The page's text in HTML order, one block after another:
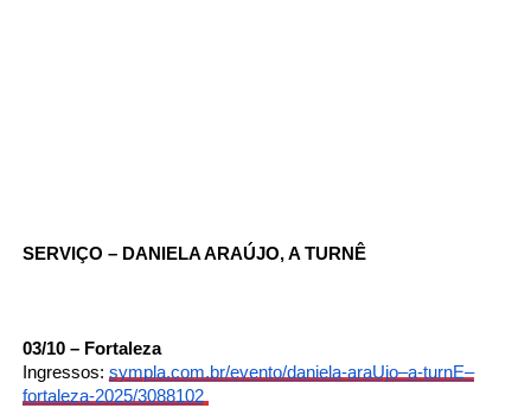
SERVIÇO – DANIELA ARAÚJO, A TURNÊ
03/10 – Fortaleza
Ingressos: sympla.com.br/evento/daniela-araUjo–a-turnE–
fortaleza-2025/3088102